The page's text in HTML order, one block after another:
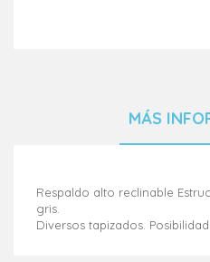
MÁS
Respaldo alto reclinable
gris.
Diversos tapizados.